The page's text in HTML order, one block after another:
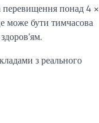
перевищення понад 4 ×
може бути тимчасова
з реального